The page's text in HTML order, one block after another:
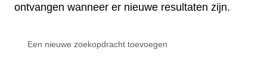
ontvangen wanneer er nieuwe resultaten zijn.